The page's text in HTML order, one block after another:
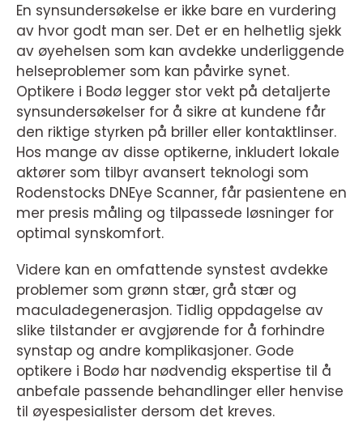
En synsundersøkelse er ikke bare en vurdering
av hvor godt man ser. Det er en helhetlig sjekk
av øyehelsen som kan avdekke underliggende
helseproblemer som kan påvirke synet.
Optikere i Bodø legger stor vekt på detaljerte
synsundersøkelser for å sikre at kundene får
den riktige styrken på briller eller kontaktlinser.
Hos mange av disse optikerne, inkludert lokale
aktører som tilbyr avansert teknologi som
Rodenstocks DNEye Scanner, får pasientene en
mer presis måling og tilpassede løsninger for
optimal synskomfort.
Videre kan en omfattende synstest avdekke
problemer som grønn stær, grå stær og
maculadegenerasjon. Tidlig oppdagelse av
slike tilstander er avgjørende for å forhindre
synstap og andre komplikasjoner. Gode
optikere i Bodø har nødvendig ekspertise til å
anbefale passende behandlinger eller henvise
til øyespesialister dersom det kreves.